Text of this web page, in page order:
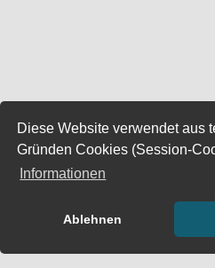
Diese Website verwendet aus
Gründen Cookies (Session-
Informationen
Ablehnen